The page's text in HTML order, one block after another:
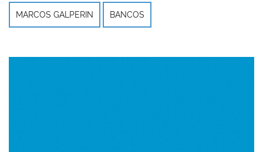
MARCOS GALPERIN BANCOS